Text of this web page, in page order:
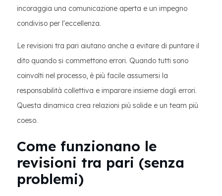
incoraggia una comunicazione aperta e un impegno
condiviso per l'eccellenza.
Le revisioni tra pari aiutano anche a evitare di puntare il
dito quando si commettono errori. Quando tutti sono
coinvolti nel processo, è più facile assumersi la
responsabilità collettiva e imparare insieme dagli errori.
Questa dinamica crea relazioni più solide e un team più
coeso.
Come funzionano le
revisioni tra pari (senza
problemi)